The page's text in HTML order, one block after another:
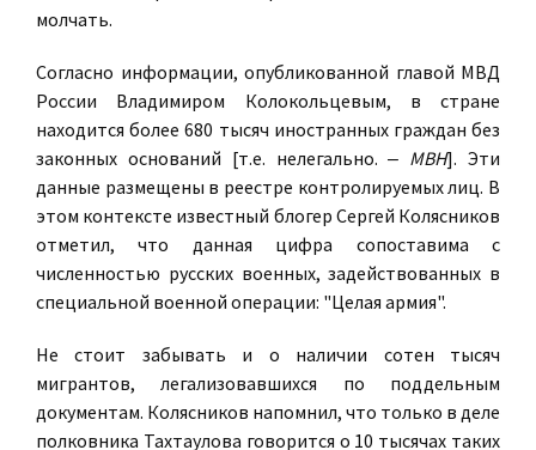
молчать.
Согласно информации, опубликованной главой МВД
России Владимиром Колокольцевым, в стране
находится более 680 тысяч иностранных граждан без
законных оснований [т.е. нелегально.‒ МВН]. Эти
данные размещены в реестре контролируемых лиц. В
этом контексте известный блогер Сергей Колясников
отметил, что данная цифра сопоставима с
численностью русских военных, задействованных в
специальной военной операции: "Целая армия".
Не стоит забывать и о наличии сотен тысяч
мигрантов, легализовавшихся по поддельным
документам. Колясников напомнил, что только в деле
полковника Тахтаулова говорится о 10 тысячах таких